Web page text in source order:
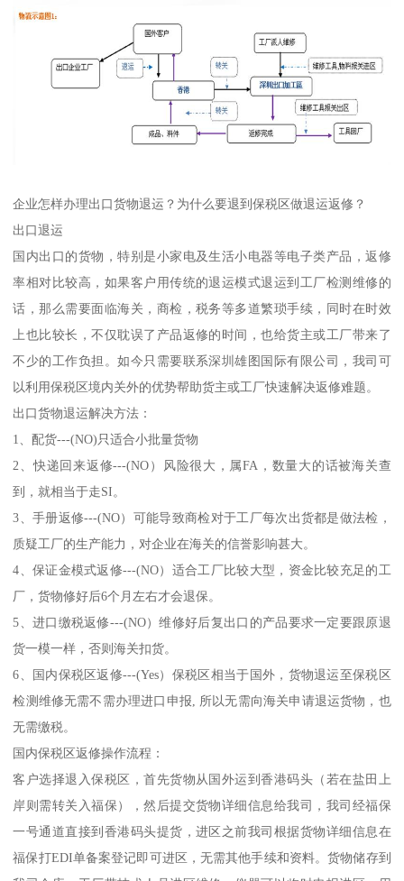
企业怎样办理出口货物退运？为什么要退到保税区做退运返修？
出口退运
国内出口的货物，特别是小家电及生活小电器等电子类产品，返修
率相对比较高，如果客户用传统的退运模式退运到工厂检测维修的
话，那么需要面临海关，商检，税务等多道繁琐手续，同时在时效
上也比较长，不仅耽误了产品返修的时间，也给货主或工厂带来了
不少的工作负担。如今只需要联系深圳雄图国际有限公司，我司可
以利用保税区境内关外的优势帮助货主或工厂快速解决返修难题。
出口货物退运解决方法：
1、配货---(NO)只适合小批量货物
2、快递回来返修---(NO）风险很大，属FA，数量大的话被海关查
到，就相当于走SI。
3、手册返修---(NO）可能导致商检对于工厂每次出货都是做法检，
质疑工厂的生产能力，对企业在海关的信誉影响甚大。
4、保证金模式返修---(NO）适合工厂比较大型，资金比较充足的工
厂，货物修好后6个月左右才会退保。
5、进口缴税返修---(NO）维修好后复出口的产品要求一定要跟原退
货一模一样，否则海关扣货。
6、国内保税区返修---(Yes）保税区相当于国外，货物退运至保税区
检测维修无需不需办理进口申报, 所以无需向海关申请退运货物，也
无需缴税。
国内保税区返修操作流程：
客户选择退入保税区，首先货物从国外运到香港码头（若在盐田上
岸则需转关入福保），然后提交货物详细信息给我司，我司经福保
一号通道直接到香港码头提货，进区之前我司根据货物详细信息在
福保打EDI单备案登记即可进区，无需其他手续和资料。货物储存到